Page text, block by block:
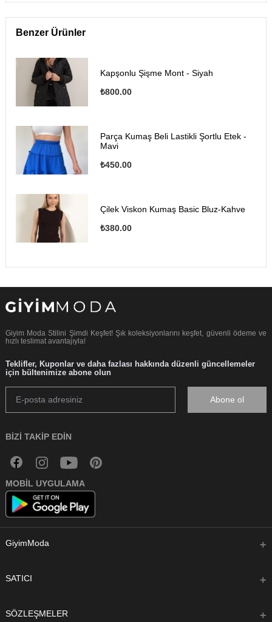
Benzer Ürünler
Kapşonlu Şişme Mont - Siyah
₺800.00
Parça Kumaş Beli Lastikli Şortlu Etek -
Mavi
₺450.00
Çilek Viskon Kumaş Basic Bluz-Kahve
₺380.00
Giyim Moda Stilini Şimdi Keşfet! Şık koleksiyonlarını keşfet, güvenli ödeme ve
hızlı teslimat avantajıyla!
Teklifler, Kuponlar ve daha fazlası hakkında düzenli güncellemeler
için bültenimize abone olun
Abone ol
BIZI TAKIP EDIN
MOBIL UYGULAMA
GiyimModa
Hakkımızda
Blog
SATICI
Satıcı Olun Şimdi Başla
SÖZLEŞMELER